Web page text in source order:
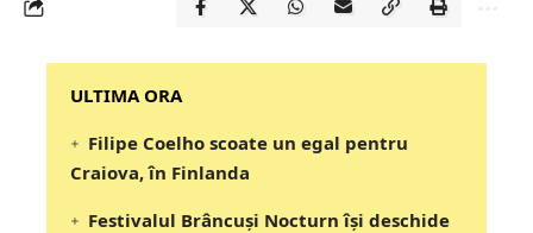
‎‎‎‎‎‎‎ULTIMA ORA
Filipe Coelho scoate un egal pentru
Craiova, în Finlanda
Festivalul Brâncuși Nocturn își deschide